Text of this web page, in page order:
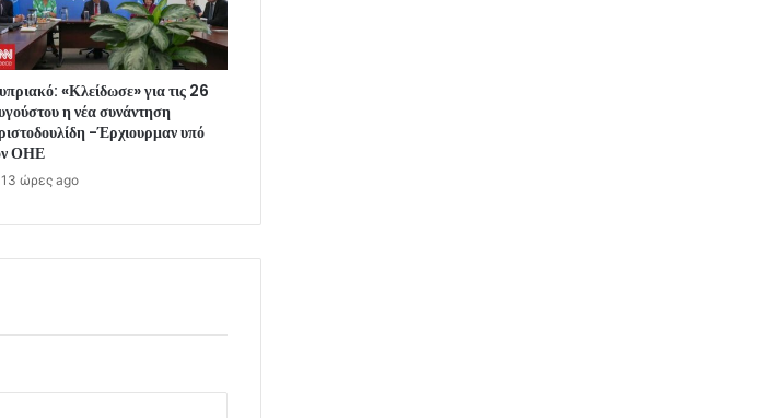
«Κλείδωσε» για τις 26
η νέα συνάντηση
-Έρχιουρμαν υπό
ΟΗΕ
13 ώρες ago